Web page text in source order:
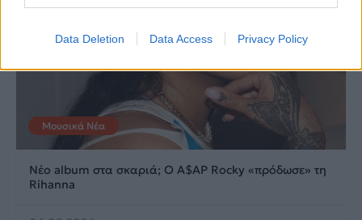
Data Deletion Data Access Privacy Policy
Μουσικά Νέα
Νέο album στα σκαριά; Ο A$AP Rocky «πρόδωσε» τη
Rihanna